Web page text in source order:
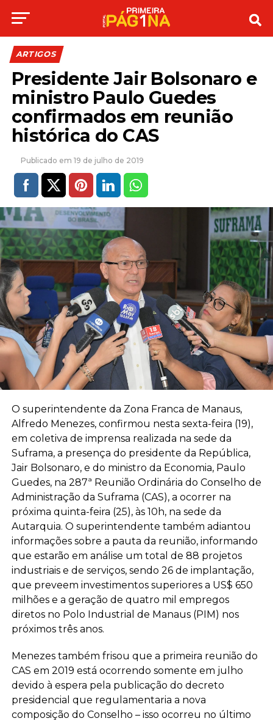
ARTIGOS
Presidente Jair Bolsonaro e
ministro Paulo Guedes
confirmados em reunião
histórica do CAS
19 de julho de 2019
O superintendente da Zona Franca de Manaus,
Alfredo Menezes, confirmou nesta sexta-feira (19),
em coletiva de imprensa realizada na sede da
Suframa, a presença do presidente da República,
Jair Bolsonaro, e do ministro da Economia, Paulo
Guedes, na 287ª Reunião Ordinária do Conselho de
Administração da Suframa (CAS), a ocorrer na
próxima quinta-feira (25), às 10h, na sede da
Autarquia. O superintendente também adiantou
informações sobre a pauta da reunião, informando
que estarão em análise um total de 88 projetos
industriais e de serviços, sendo 26 de implantação,
que preveem investimentos superiores a US$ 650
milhões e a geração de quatro mil empregos
diretos no Polo Industrial de Manaus (PIM) nos
próximos três anos.
Menezes também frisou que a primeira reunião do
CAS em 2019 está ocorrendo somente em julho
devido à espera pela publicação do decreto
presidencial que regulamentaria a nova
composição do Conselho – isso ocorreu no último